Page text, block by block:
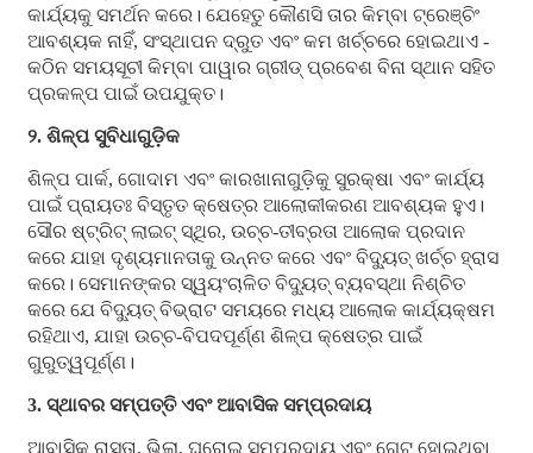
କାର୍ଯ୍ୟକୁ ସମର୍ଥନ କରେ। ଯେହେତୁ କୌଣସି ତାର କିମ୍ବା ଟ୍ରେଞ୍ଚିଂ
ଆବଶ୍ୟକ ନାହିଁ, ସଂସ୍ଥାପନ ଦ୍ରୁତ ଏବଂ କମ ଖର୍ଚ୍ଚରେ ହୋଇଥାଏ -
କଠିନ ସମୟସୂଚୀ କିମ୍ବା ପାୱାର ଗ୍ରୀଡ୍ ପ୍ରବେଶ ବିନା ସ୍ଥାନ ସହିତ
ପ୍ରକଳ୍ପ ପାଇଁ ଉପଯୁକ୍ତ।
୨. ଶିଳ୍ପ ସୁବିଧାଗୁଡ଼ିକ
ଶିଳ୍ପ ପାର୍କ, ଗୋଦାମ ଏବଂ କାରଖାନାଗୁଡ଼ିକୁ ସୁରକ୍ଷା ଏବଂ କାର୍ଯ୍ୟ
ପାଇଁ ପ୍ରାୟତଃ ବିସ୍ତୃତ କ୍ଷେତ୍ର ଆଲୋକୀକରଣ ଆବଶ୍ୟକ ହୁଏ।
ସୌର ଷ୍ଟ୍ରିଟ୍ ଲାଇଟ୍ ସ୍ଥିର, ଉଚ୍ଚ-ତୀବ୍ରତା ଆଲୋକ ପ୍ରଦାନ
କରେ ଯାହା ଦୃଶ୍ୟମାନତାକୁ ଉନ୍ନତ କରେ ଏବଂ ବିଦ୍ୟୁତ୍ ଖର୍ଚ୍ଚ ହ୍ରାସ
କରେ। ସେମାନଙ୍କର ସ୍ୱୟଂଚାଳିତ ବିଦ୍ୟୁତ୍ ବ୍ୟବସ୍ଥା ନିଶ୍ଚିତ
କରେ ଯେ ବିଦ୍ୟୁତ୍ ବିଭ୍ରାଟ ସମୟରେ ମଧ୍ୟ ଆଲୋକ କାର୍ଯ୍ୟକ୍ଷମ
ରହିଥାଏ, ଯାହା ଉଚ୍ଚ-ବିପଦପୂର୍ଣ୍ଣ ଶିଳ୍ପ କ୍ଷେତ୍ର ପାଇଁ
ଗୁରୁତ୍ୱପୂର୍ଣ୍ଣ।
3. ସ୍ଥାବର ସମ୍ପତ୍ତି ଏବଂ ଆବାସିକ ସମ୍ପ୍ରଦାୟ
ଆବାସିକ ରାସ୍ତା, ଭିଲା, ଘରୋଇ ସମ୍ପ୍ରଦାୟ ଏବଂ ଗେଟ୍ ହୋଇଥିବା